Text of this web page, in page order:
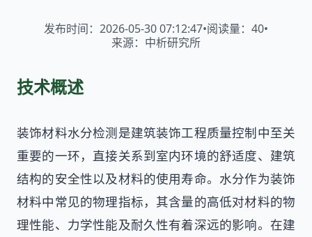
发布时间：2026-05-30 07:12:47•阅读量： 40•
来源：中析研究所
技术概述
装饰材料水分检测是建筑装饰工程质量控制中至关
重要的一环，直接关系到室内环境的舒适度、建筑
结构的安全性以及材料的使用寿命。水分作为装饰
材料中常见的物理指标，其含量的高低对材料的物
理性能、力学性能及耐久性有着深远的影响。在建